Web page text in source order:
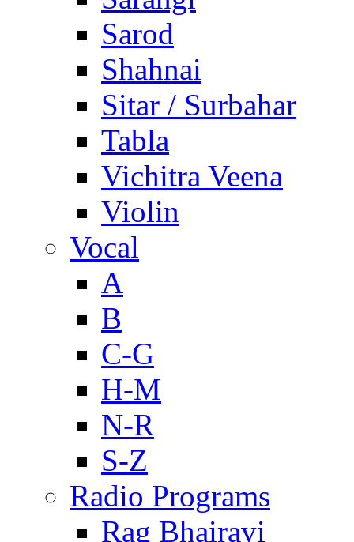
Sarod
Shahnai
Sitar / Surbahar
Tabla
Vichitra Veena
Violin
Vocal
A
B
C-G
H-M
N-R
S-Z
Radio Programs
Rag Bhairavi